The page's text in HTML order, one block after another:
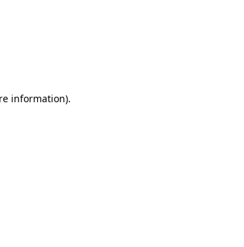
information).